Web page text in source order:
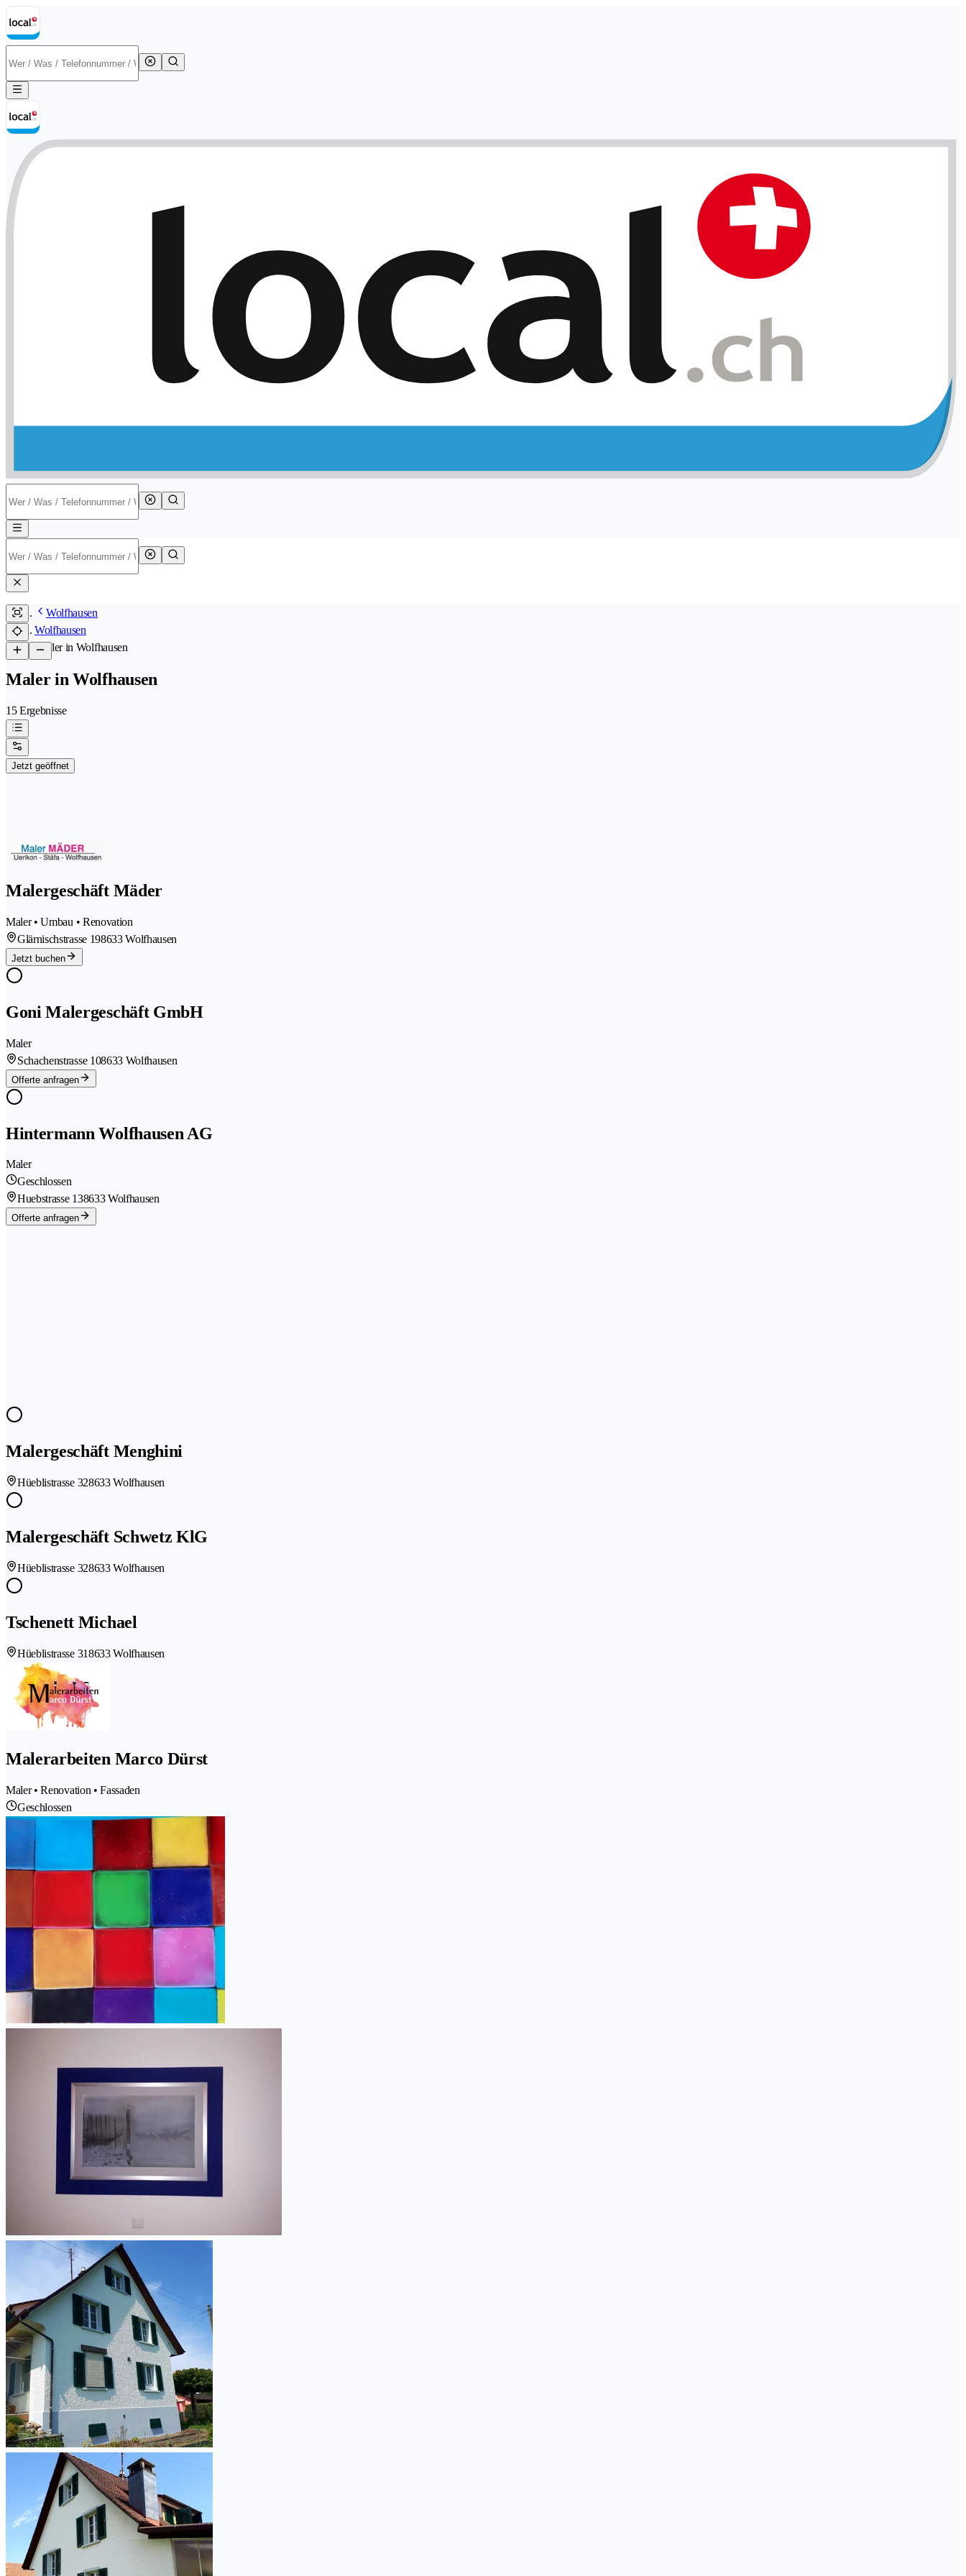
Wolfhausen
Wolfhausen
/Maler in Wolfhausen
Maler in Wolfhausen
15 Ergebnisse
Jetzt geöffnet
Malergeschäft Mäder
Maler • Umbau • Renovation
Glärnischstrasse 198633 Wolfhausen
Jetzt buchen
Goni Malergeschäft GmbH
Maler
Schachenstrasse 108633 Wolfhausen
Offerte anfragen
Hintermann Wolfhausen AG
Maler
Geschlossen
Huebstrasse 138633 Wolfhausen
Offerte anfragen
Malergeschäft Menghini
Hüeblistrasse 328633 Wolfhausen
Malergeschäft Schwetz KlG
Hüeblistrasse 328633 Wolfhausen
Tschenett Michael
Hüeblistrasse 318633 Wolfhausen
Malerarbeiten Marco Dürst
Maler • Renovation • Fassaden
Geschlossen